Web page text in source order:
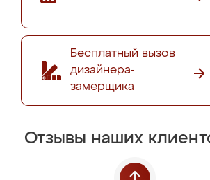
Бесплатный вызов
дизайнера-
замерщика
Отзывы наших